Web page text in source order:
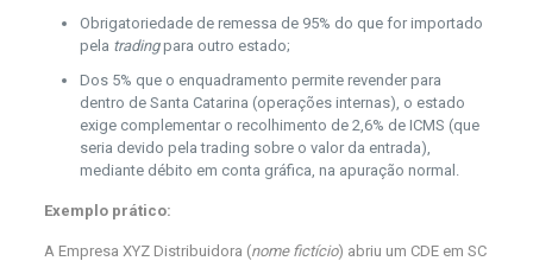
Obrigatoriedade de remessa de 95% do que for importado
pela tradingpara outro estado;
Dos 5% que o enquadramento permite revender para
dentro de Santa Catarina (operações internas), o estado
exige complementar o recolhimento de 2,6% de ICMS (que
seria devido pela trading sobre o valor da entrada),
mediante débito em conta gráfica, na apuração normal.
Exemplo prático:
A Empresa XYZ Distribuidora (nome fictício) abriu um CDE em SC